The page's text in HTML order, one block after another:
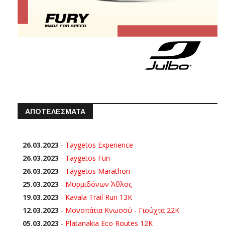
ΑΠΟΤΕΛΕΣΜΑΤΑ
26.03.2023 - Taygetos Experience
26.03.2023 - Taygetos Fun
26.03.2023 - Taygetos Marathon
25.03.2023 - Μυρμιδόνων Άθλος
19.03.2023 - Kavala Trail Run 13K
12.03.2023 - Μονοπάτια Κνωσού - Γιούχτα 22Κ
05.03.2023 - Platanakia Eco Routes 12K